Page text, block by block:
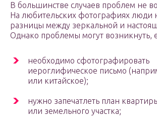
В большинстве случаев проблем не
На любительских фотографиях люди
разницы между зеркальной и
Однако проблемы могут возникнуть,
необходимо сфотографировать
иероглифическое письмо
или китайское);
нужно запечатлеть план
или земельного участка;